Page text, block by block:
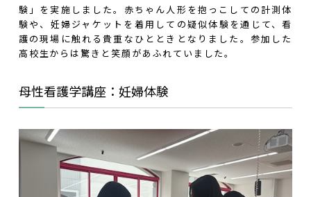
験」を実施しました。赤ちゃん人形を抱っこしての計測体
験や、妊婦ジャケットを着用しての疑似体験を通じて、看
護の現場に触れる貴重なひとときとなりました。参加した
高校生からは驚きと笑顔があふれていました。
母性看護学講座：妊婦体験